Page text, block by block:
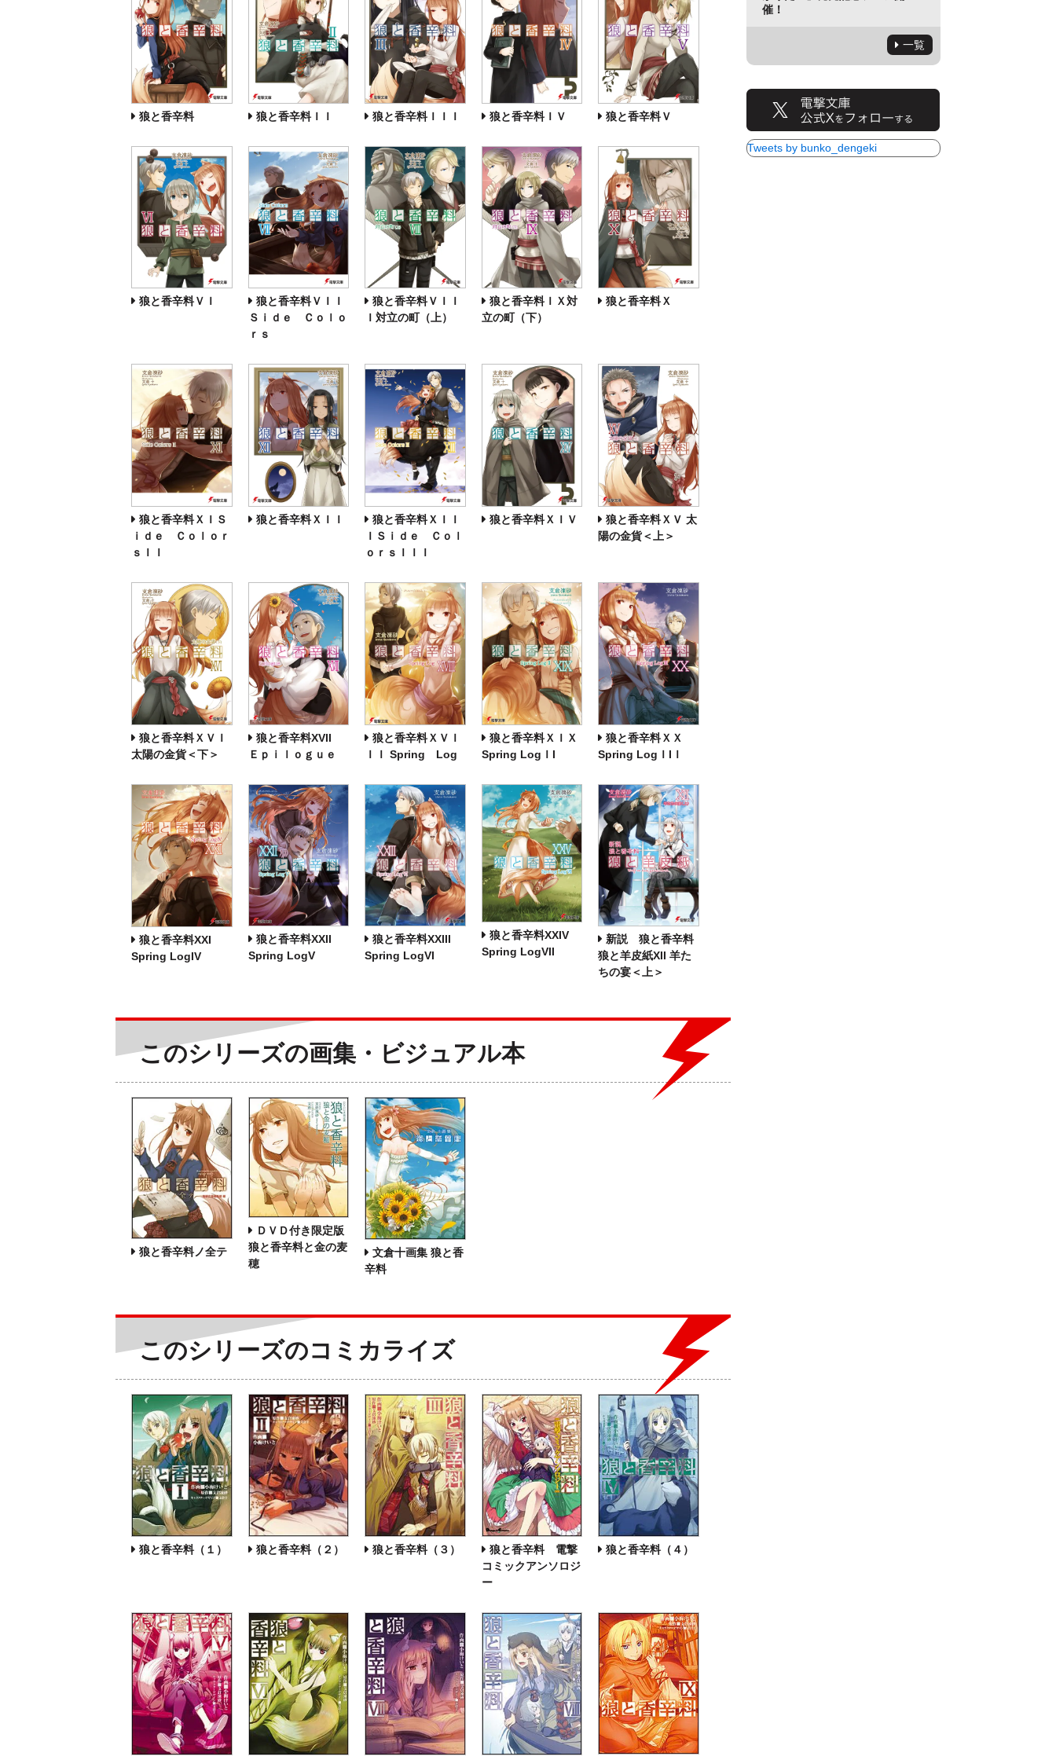
狼と香辛料 狼と香辛料ＩＩ 狼と香辛料ＩＩＩ 狼と香辛料ＩＶ 狼と香辛料Ｖ
狼と香辛料ＶＩ
狼と香辛料ＶＩＩ
Ｓｉｄｅ Ｃｏｌｏ
ｒｓ
狼と香辛料ＶＩＩ
Ｉ対立の町（上）
狼と香辛料ＩＸ対
立の町（下）
狼と香辛料Ｘ
狼と香辛料ＸＩＳ
ｉｄｅ Ｃｏｌｏｒ
ｓＩＩ
狼と香辛料ＸＩＩ
狼と香辛料ＸＩＩ
ＩＳｉｄｅ Ｃｏｌ
ｏｒｓＩＩＩ
狼と香辛料ＸＩＶ
狼と香辛料ＸＶ 太
陽の金貨＜上＞
狼と香辛料ＸＶＩ
太陽の金貨＜下＞
狼と香辛料XVII
Ｅｐｉｌｏｇｕｅ
狼と香辛料ＸＶＩ
ＩＩ Spring Log
狼と香辛料ＸＩＸ
Spring LogＩI
狼と香辛料ＸＸ
Spring LogＩIＩ
狼と香辛料XXI
Spring LogIV
狼と香辛料XXII
Spring LogV
狼と香辛料XXIII
Spring LogVI
狼と香辛料XXIV
Spring LogVII
新説 狼と香辛料
狼と羊皮紙XII 羊た
ちの宴＜上＞
このシリーズの画集・ビジュアル本
狼と香辛料ノ全テ
ＤＶＤ付き限定版
狼と香辛料と金の麦
穂
文倉十画集 狼と香
辛料
このシリーズのコミカライズ
狼と香辛料（１） 狼と香辛料（２） 狼と香辛料（３）
狼と香辛料 電撃
コミックアンソロジ
ー
狼と香辛料（４）
催！
一覧
Tweets by bunko_dengeki